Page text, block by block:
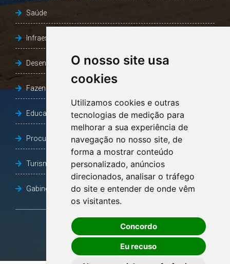
O nosso site usa
cookies
Utilizamos cookies e outras
tecnologias de medição para
melhorar a sua experiência de
navegação no nosso site, de
forma a mostrar conteúdo
personalizado, anúncios
direcionados, analisar o tráfego
do site e entender de onde vêm
os visitantes.
Concordo
Eu recuso
Saúde
Infraestrutura, Agricultura e Meio Ambiente
Desenvolvimento Social
Fazenda e Desenvolvimento Econômico
Educação
Procuradoria Geral do Município
Turismo, Desporto e Cultura
Gabinete Vice-Prefeito
OUVIDORIA